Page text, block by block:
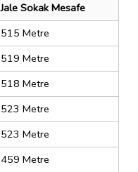
Jale Sokak Mesafe
515 Metre
519 Metre
518 Metre
523 Metre
523 Metre
459 Metre